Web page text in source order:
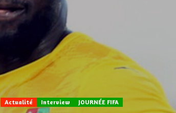
Actualité Interview JOURNÉE FIFA